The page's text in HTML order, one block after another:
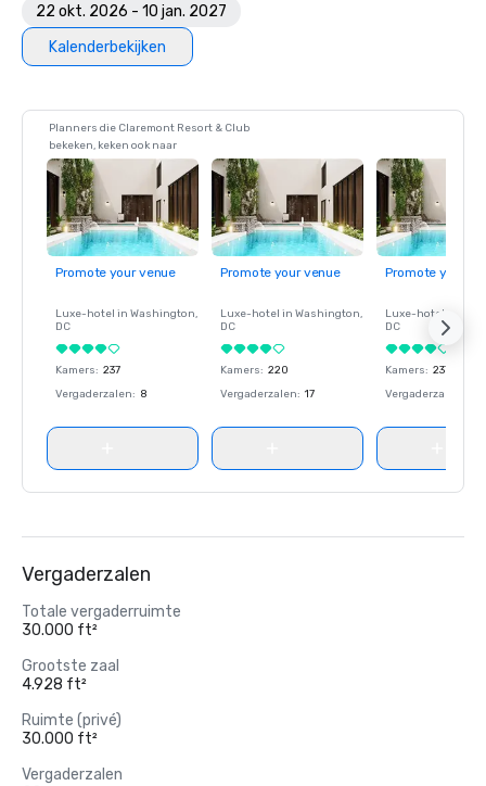
22 okt. 2026 - 10 jan. 2027
Kalenderbekijken
Planners die Claremont Resort & Club
bekeken, keken ook naar
Promote your venue
Luxe-hotel in Washington,
DC
Kamers: 237
Vergaderzalen: 8
Promote your venue
Luxe-hotel in Washington,
DC
Kamers: 220
Vergaderzalen: 17
Promote your
Luxe-hotel in
DC
Kamers: 237
Vergaderzalen
Vergaderzalen
Totale vergaderruimte
30.000 ft²
Grootste zaal
4.928 ft²
Ruimte (privé)
30.000 ft²
Vergaderzalen